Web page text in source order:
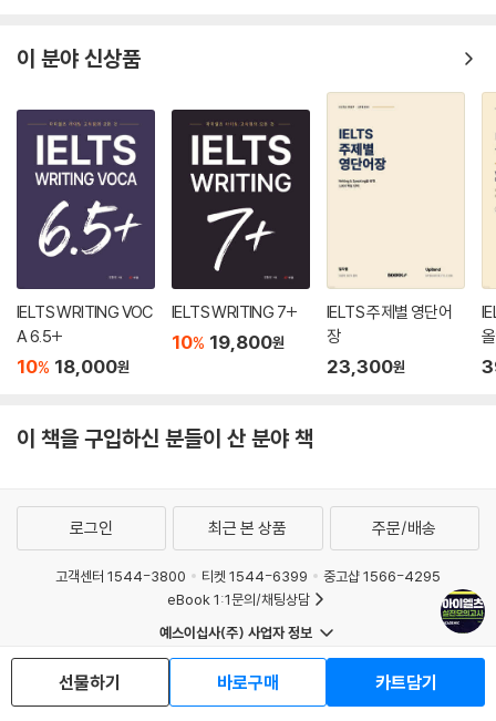
이 분야 신상품
IELTS WRITING VOC
A 6.5+
10% 18,000원
IELTS WRITING 7+
10% 19,800원
IELTS 주제별 영단어
장
23,300원
이 책을 구입하신 분들이 산 분야 책
선물하기 바로구매 카트담기
로그인 최근 본 상품 주문/배송
고객센터 1544-3800 티켓 1544-6399
중고샵 1566-4295
eBook 1:1문의/채팅상담
예스이십사(주) 사업자 정보
이용약관
개인정보처리방침
청소년보호정책
회사소개
거래처관계자께
도서홍보
광고